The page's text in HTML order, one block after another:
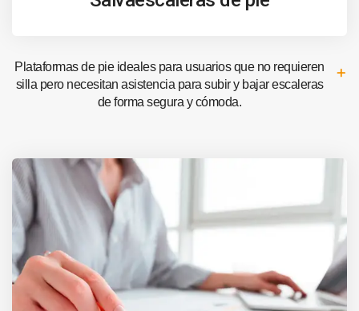
Plataformas de pie ideales para usuarios que no requieren
silla pero necesitan asistencia para subir y bajar escaleras
de forma segura y cómoda.